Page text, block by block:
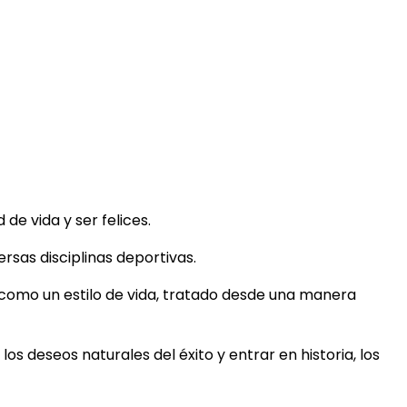
vida y ser felices.
disciplinas deportivas.
un estilo de vida, tratado desde una manera
deseos naturales del éxito y entrar en historia, los